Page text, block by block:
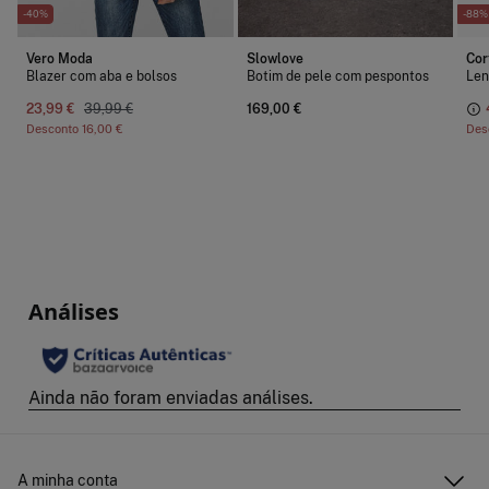
-40%
Vero Moda
Blazer com aba e bolsos
23,99 € 39,99 €
Desconto 16,00 €
Slowlove
Botim de pele com pespontos
169,00 €
-88%
A minha conta